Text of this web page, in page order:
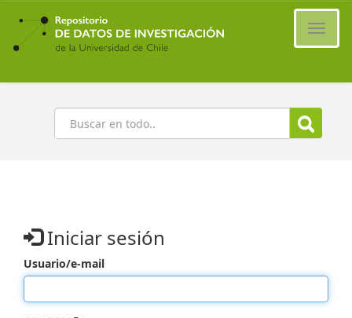
Ir
contenido
principal
Buscar
Iniciar sesión
Usuario/e-mail